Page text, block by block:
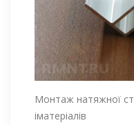
Монтаж натяжної
іматеріалів